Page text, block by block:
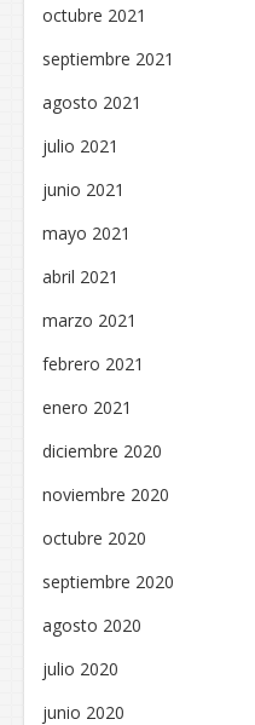
octubre 2021
septiembre 2021
agosto 2021
julio 2021
junio 2021
mayo 2021
abril 2021
marzo 2021
febrero 2021
enero 2021
diciembre 2020
noviembre 2020
octubre 2020
septiembre 2020
agosto 2020
julio 2020
junio 2020